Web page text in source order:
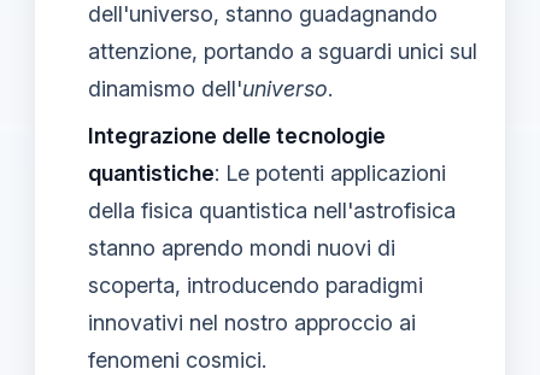
dell'universo, stanno guadagnando
attenzione, portando a sguardi unici sul
dinamismo dell'universo.
Integrazione delle tecnologie
quantistiche: Le potenti applicazioni
della fisica quantistica nell'astrofisica
stanno aprendo mondi nuovi di
scoperta, introducendo paradigmi
innovativi nel nostro approccio ai
fenomeni cosmici.